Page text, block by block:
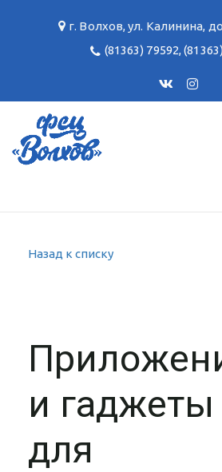
г. Волхов,ул. Калинина,
(81363) 79592,
Назад к списку
и гаджеты
для